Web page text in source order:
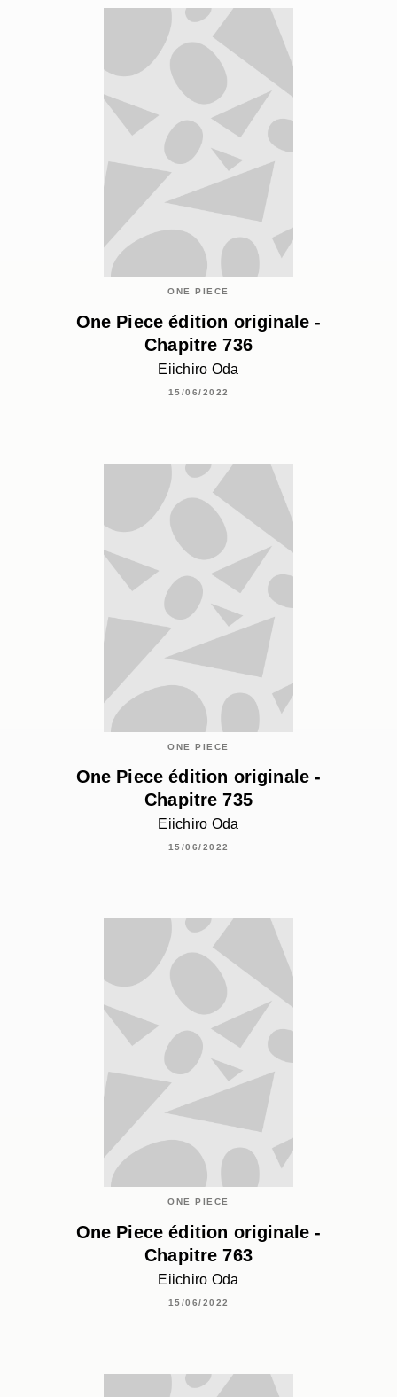
ONE PIECE
One Piece édition originale -
Chapitre 736
Eiichiro Oda
15/06/2022
ONE PIECE
One Piece édition originale -
Chapitre 735
Eiichiro Oda
15/06/2022
ONE PIECE
One Piece édition originale -
Chapitre 763
Eiichiro Oda
15/06/2022